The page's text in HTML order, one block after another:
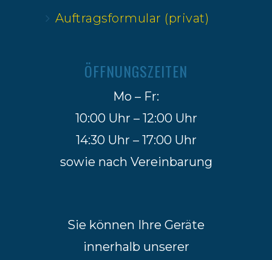
Auftragsformular (privat)
ÖFFNUNGSZEITEN
Mo – Fr:
10:00 Uhr – 12:00 Uhr
14:30 Uhr – 17:00 Uhr
sowie nach Vereinbarung
Sie können Ihre Geräte
innerhalb unserer